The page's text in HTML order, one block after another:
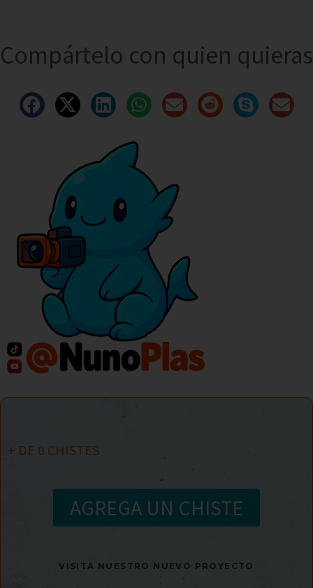
Compártelo con quien quieras
+ DE 0 CHISTES
AGREGA UN CHISTE
VISITA NUESTRO NUEVO PROYECTO